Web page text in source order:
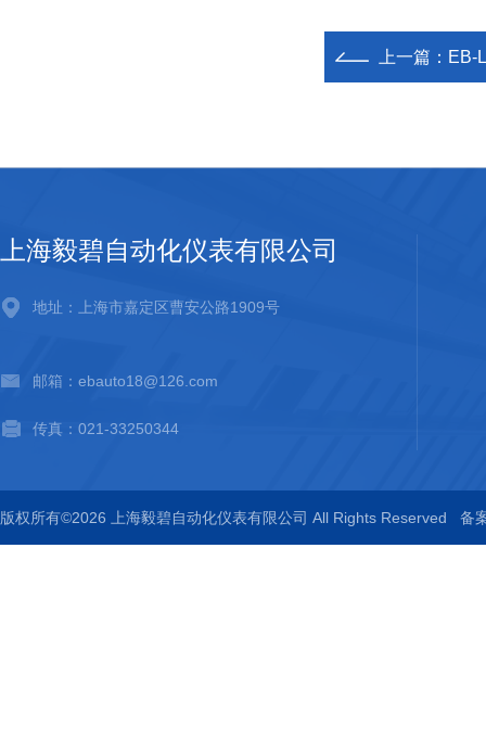
上一篇： EB-
上海毅碧自动化仪表有限公司
地址：上海市嘉定区曹安公路1909号
邮箱：ebauto18@126.com
传真：021-33250344
版权所有©2026 上海毅碧自动化仪表有限公司 All Rights Reserved 备